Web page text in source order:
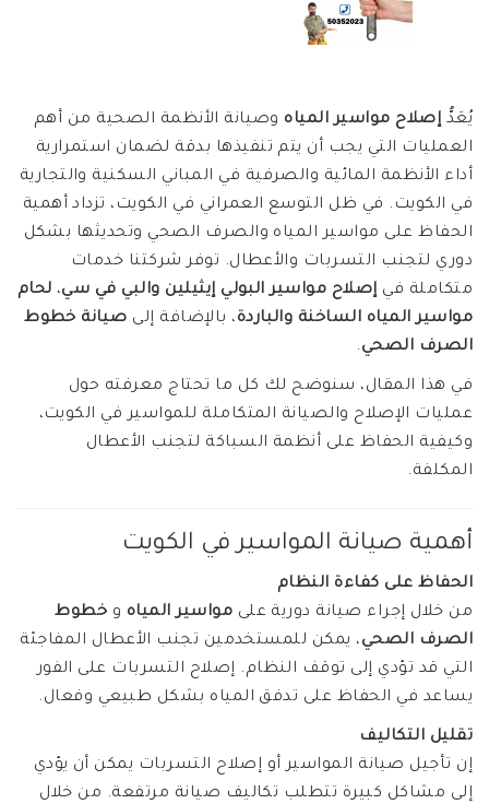
يُعَدُّ إصلاح مواسير المياه وصيانة الأنظمة الصحية من أهم
العمليات التي يجب أن يتم تنفيذها بدقة لضمان استمرارية
أداء الأنظمة المائية والصرفية في المباني السكنية والتجارية
في الكويت. في ظل التوسع العمراني في الكويت، تزداد أهمية
الحفاظ على مواسير المياه والصرف الصحي وتحديثها بشكل
دوري لتجنب التسربات والأعطال. توفر شركتنا خدمات
متكاملة في إصلاح مواسير البولي إيثيلين والبي في سي، لحام
مواسير المياه الساخنة والباردة، بالإضافة إلى صيانة خطوط
الصرف الصحي.
في هذا المقال، سنوضح لك كل ما تحتاج معرفته حول
عمليات الإصلاح والصيانة المتكاملة للمواسير في الكويت،
وكيفية الحفاظ على أنظمة السباكة لتجنب الأعطال
المكلفة.
أهمية صيانة المواسير في الكويت
الحفاظ على كفاءة النظام
من خلال إجراء صيانة دورية على مواسير المياه و خطوط
الصرف الصحي، يمكن للمستخدمين تجنب الأعطال المفاجئة
التي قد تؤدي إلى توقف النظام. إصلاح التسربات على الفور
يساعد في الحفاظ على تدفق المياه بشكل طبيعي وفعال.
تقليل التكاليف
إن تأجيل صيانة المواسير أو إصلاح التسربات يمكن أن يؤدي
إلى مشاكل كبيرة تتطلب تكاليف صيانة مرتفعة. من خلال